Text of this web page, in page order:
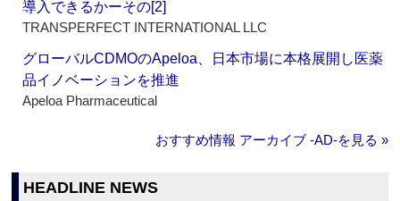
導入できるかーその[2]
TRANSPERFECT INTERNATIONAL LLC
グローバルCDMOのApeloa、日本市場に本格展開し医薬
品イノベーションを推進
Apeloa Pharmaceutical
おすすめ情報 アーカイブ ‐AD‐を見る »
HEADLINE NEWS